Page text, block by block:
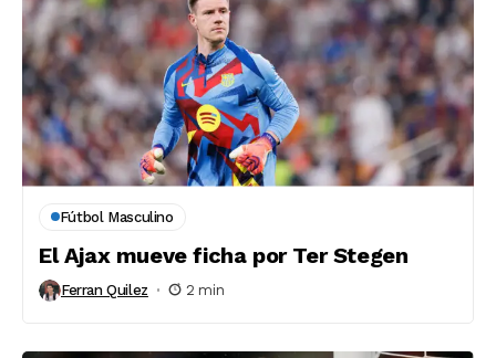
Fútbol Masculino
El Ajax mueve ficha por Ter Stegen
Ferran Quilez 2 min